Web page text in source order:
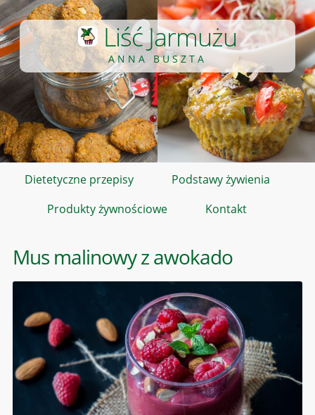
Liść Jarmużu
ANNA BUSZTA
Dietetyczne przepisy
Podstawy żywienia
Produkty żywnościowe
Kontakt
Mus malinowy z awokado